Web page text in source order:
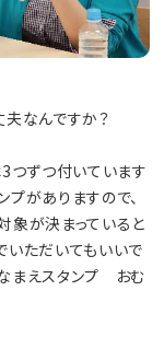
なんですか？
3つずつ付いています
がありますので、
象が決まっていると
いただいてもいいで
まえスタンプ おむ